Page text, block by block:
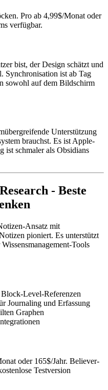
Pro ab 4,99$/Monat oder
verfügbar.
bist, der Design schätzt und
Synchronisation ist ab Tag
sowohl auf dem Bildschirm
Unterstützung
brauchst. Es ist Apple-
ist schmaler als Obsidians
- Beste
Ansatz mit
pioniert. Es unterstützt
Tools
Level-Referenzen
Journaling und Erfassung
Graphen
oder 165$/Jahr. Believer-
Testversion